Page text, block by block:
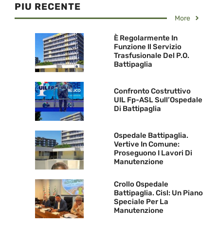
PIU RECENTE
More
È Regolarmente In
Funzione Il Servizio
Trasfusionale Del P.O.
Battipaglia
Confronto Costruttivo
UIL Fp-ASL Sull’Ospedale
Di Battipaglia
Ospedale Battipaglia.
Vertive In Comune:
Proseguono I Lavori Di
Manutenzione
Crollo Ospedale
Battipaglia. Cisl: Un Piano
Speciale Per La
Manutenzione